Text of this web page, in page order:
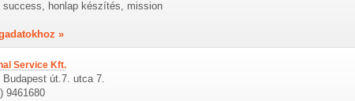
success, honlap készítés, mission
»
Service Kft.
Budapest út.7. utca 7.
9461680